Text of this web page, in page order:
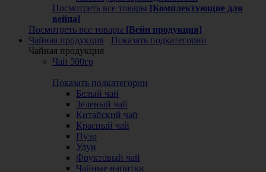
Посмотреть все товары [Комплектующие для
вейпа]
Посмотреть все товары [Вейп продукция]
Чайная продукция
Показать подкатегории
Чайная продукция
Чай 500гр
Показать подкатегории
Белый чай
Зеленый чай
Китайский чай
Красный чай
Пуэр
Улун
Фруктовый чай
Чайные напитки